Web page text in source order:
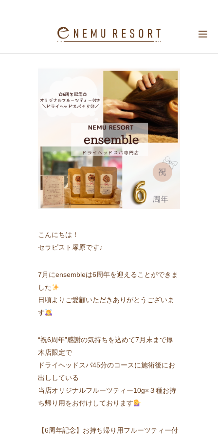
6周年記念オリジナルフルーツティー付きドラ
イヘッドスパ45分
こんにちは！
セラピスト塚原です♪
7月にensembleは6周年を迎えることができま
した
日頃よりご愛顧いただきありがとうございま
す
“祝6周年”感謝の気持ちを込めて7月末まで厚
木店限定で
ドライヘッドスパ45分のコースに施術後にお
出ししている
当店オリジナルフルーツティー10g×３種お持
ち帰り用をお付けしております
【6周年記念】お持ち帰り用フルーツティー付